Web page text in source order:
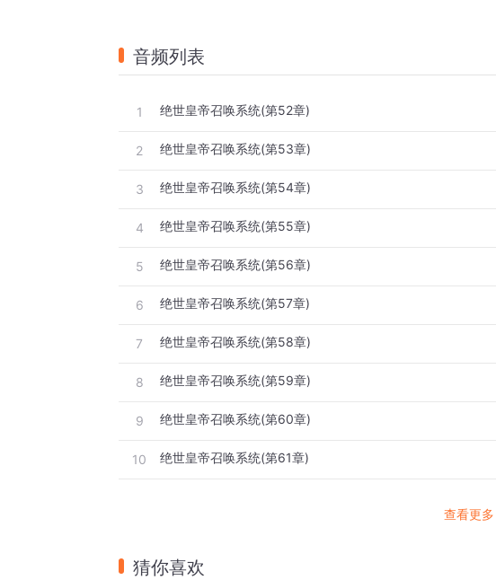
音频列表
1 绝世皇帝召唤系统(第52章)
2 绝世皇帝召唤系统(第53章)
3 绝世皇帝召唤系统(第54章)
4 绝世皇帝召唤系统(第55章)
5 绝世皇帝召唤系统(第56章)
6 绝世皇帝召唤系统(第57章)
7 绝世皇帝召唤系统(第58章)
8 绝世皇帝召唤系统(第59章)
9 绝世皇帝召唤系统(第60章)
10 绝世皇帝召唤系统(第61章)
查看更多
猜你喜欢